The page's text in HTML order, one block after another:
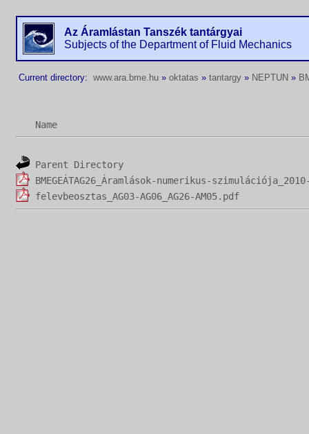
Az Áramlástan Tanszék tantárgyai
Subjects of the Department of Fluid Mechanics
Current directory: www.ara.bme.hu » oktatas » tantargy » NEPTUN »
Name
Parent Directory
BMEGEÁTAG26_Áramlások-numerikus-
felevbeosztas_AG03-AG06_AG26-AM05.pdf